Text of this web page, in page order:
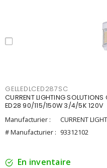
GELLEDLCED287SC
CURRENT LIGHTING SOLUTIONS
ED28 90/115/150W 3/4/5K 120V
Manufacturier :
CURRENT
# Manufacturier : 93312102
En inventaire